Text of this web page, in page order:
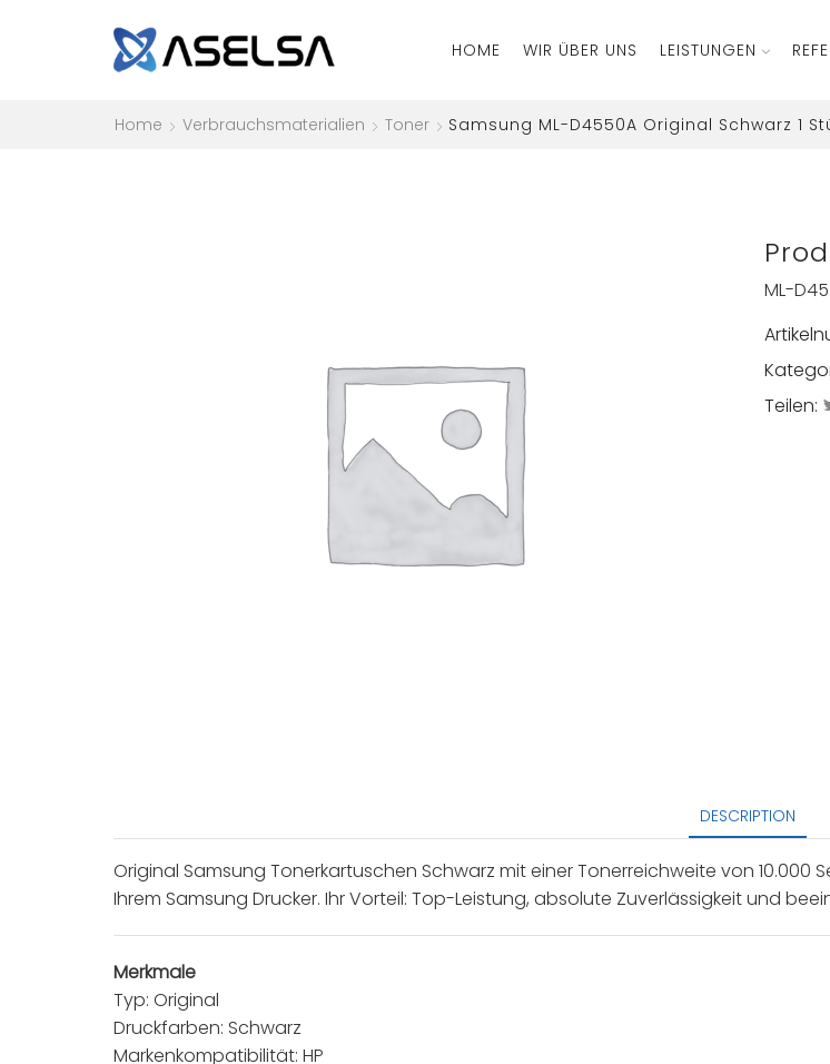
HOME WIR ÜBER UNS LEISTUNGEN
Home Verbrauchsmaterialien Toner Samsung ML-D4550A Original Schwarz 1
ML-
Teilen:
DESCRIPTION
Original Samsung Tonerkartuschen Schwarz mit einer Tonerreichweite von
Ihrem Samsung Drucker. Ihr Vorteil: Top-Leistung, absolute Zuverlässigkeit und
Merkmale
Typ: Original
Druckfarben: Schwarz
Markenkompatibilität: HP